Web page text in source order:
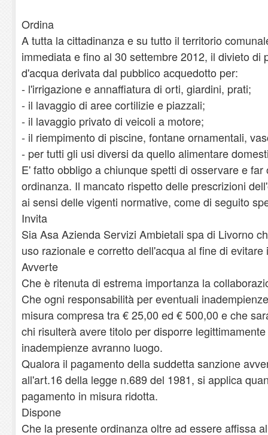
Ordina
A tutta la cittadinanza e su tutto il territorio
immediata e fino al 30 settembre 2012, il divieto di
d'acqua derivata dal pubblico acquedotto per:
- l'irrigazione e annaffiatura di orti, giardini, prati;
- il lavaggio di aree cortilizie e piazzali;
- il lavaggio privato di veicoli a motore;
- il riempimento di piscine, fontane ornamentali,
- per tutti gli usi diversi da quello alimentare
E' fatto obbligo a chiunque spetti di osservare e
ordinanza. Il mancato rispetto delle prescrizioni
ai sensi delle vigenti normative, come di seguito
Invita
Sia Asa Azienda Servizi Ambietali spa di Livorno
uso razionale e corretto dell'acqua al fine di evitare
Avverte
Che è ritenuta di estrema importanza la
Che ogni responsabilità per eventuali
misura compresa tra € 25,00 ed € 500,00 e che
chi risulterà avere titolo per disporre
inadempienze avranno luogo.
Qualora il pagamento della suddetta sanzione
all'art.16 della legge n.689 del 1981, si applica
pagamento in misura ridotta.
Dispone
Che la presente ordinanza oltre ad essere affissa